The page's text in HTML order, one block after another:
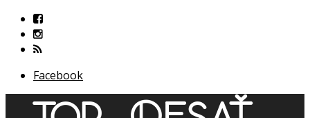
Facebook